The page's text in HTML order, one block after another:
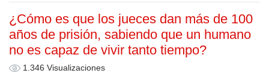
¿Cómo es que los jueces dan más de 100
años de prisión, sabiendo que un humano
no es capaz de vivir tanto tiempo?
1.346 Visualizaciones